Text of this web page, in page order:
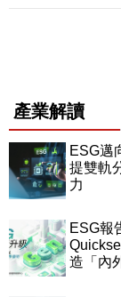
產業解讀
ESG邁
提雙軌
力
ESG報
造「內